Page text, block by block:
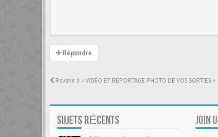
Répondre
Revenir à « VIDÉO ET REPORTAGE PHOTO DE VOS SORTIES »
SUJETS RÉCENTS JOIN